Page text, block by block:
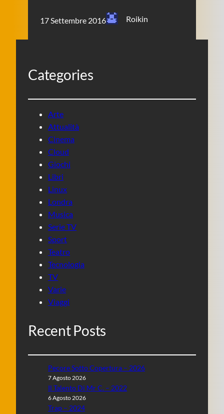
17 Settembre 2016 Roikin
Categories
Arte
Attualità
Cinema
Cloud
Giochi
Libri
Linux
Londra
Musica
Serie TV
Sport
Teatro
Tecnologia
TV
Varie
Viaggi
Recent Posts
Pecore Sotto Copertura – 2026
7 Agosto 2026
Il Talento Di Mr C. – 2022
6 Agosto 2026
Trap – 2024